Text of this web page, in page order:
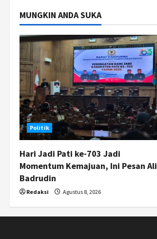
MUNGKIN ANDA SUKA
Politik
Hari Jadi Pati ke-703 Jadi
Momentum Kemajuan, Ini Pesan Ali
Badrudin
Redaksi Agustus 8, 2026